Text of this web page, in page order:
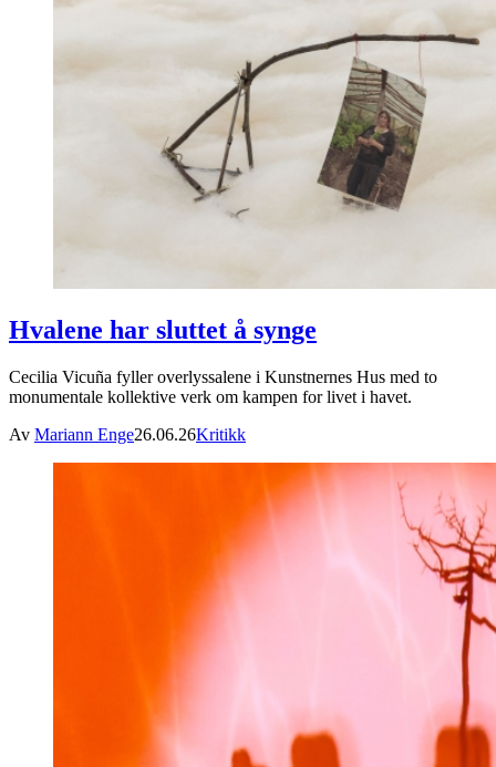
Hvalene har sluttet å synge
Cecilia Vicuña fyller overlyssalene i Kunstnernes Hus med to
monumentale kollektive verk om kampen for livet i havet.
Av Mariann Enge26.06.26Kritikk